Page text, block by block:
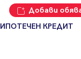
Добави
ИПОТЕЧЕН КРЕДИТ